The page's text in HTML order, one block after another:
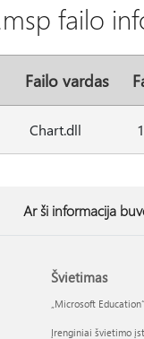
failo
Failo vardas
Chart.dll
Ar ši informacija
Švietimas
„Microsoft Education“
Įrenginiai švietimo